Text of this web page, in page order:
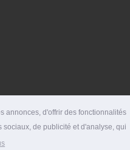
annonces, d'offrir des fonctionnalités
de publicité et d'analyse, qui